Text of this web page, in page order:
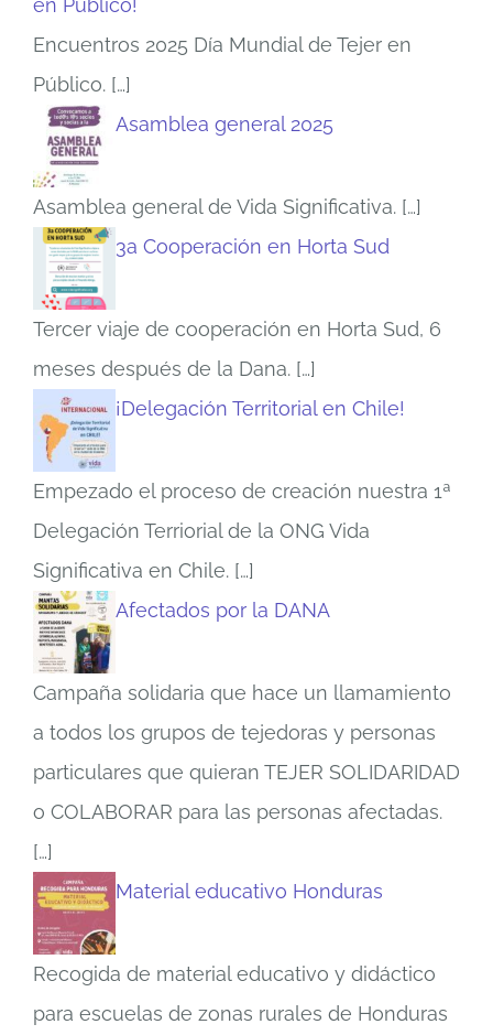
en Público!
Encuentros 2025 Día Mundial de Tejer en
Público. […]
Asamblea general 2025
Asamblea general de Vida Significativa. […]
3a Cooperación en Horta Sud
Tercer viaje de cooperación en Horta Sud, 6
meses después de la Dana. […]
¡Delegación Territorial en Chile!
Empezado el proceso de creación nuestra 1ª
Delegación Terriorial de la ONG Vida
Significativa en Chile. […]
Afectados por la DANA
Campaña solidaria que hace un llamamiento
a todos los grupos de tejedoras y personas
particulares que quieran TEJER SOLIDARIDAD
o COLABORAR para las personas afectadas.
[…]
Material educativo Honduras
Recogida de material educativo y didáctico
para escuelas de zonas rurales de Honduras